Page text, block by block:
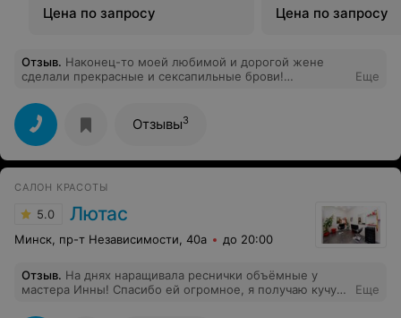
Цена по запросу
Цена по запросу
Отзыв. Наконец-то моей любимой и дорогой жене
сделали прекрасные и сексапильные брови!
Еще
Отзывы3
САЛОН КРАСОТЫ
5.0 Лютас
Минск, пр-т Независимости, 40а до 20:00
Отзыв. На днях наращивала реснички объёмные у
мастера Инны! Спасибо ей огромное, я получаю кучу
Еще